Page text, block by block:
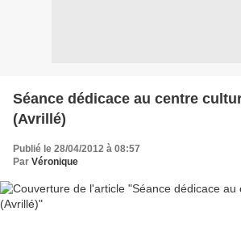
Séance dédicace au centre
(Avrillé)
Publié le 28/04/2012 à 08:57
Par Véronique